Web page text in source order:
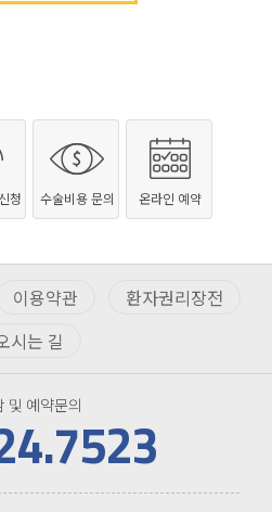
청 수술비용 문의 온라인 예약
이용약관
환자권리장전
시는 길
및 예약문의